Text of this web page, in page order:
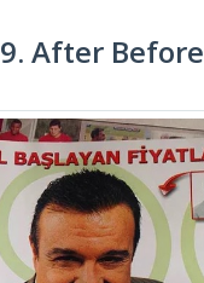
9. After Before